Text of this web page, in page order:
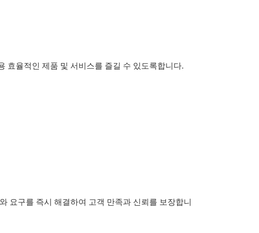
효율적인 제품 및 서비스를 즐길 수 있도록합니다.
요구를 즉시 해결하여 고객 만족과 신뢰를 보장합니